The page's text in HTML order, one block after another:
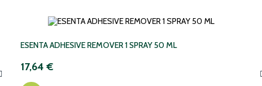
ESENTA ADHESIVE REMOVER 1 SPRAY 50 ML
17,64 €